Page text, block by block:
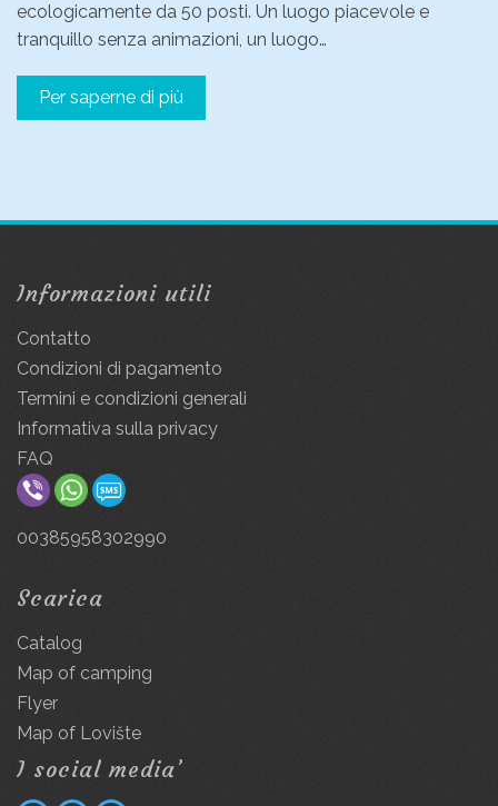
ecologicamente da 50 posti. Un luogo piacevole e
tranquillo senza animazioni, un luogo…
Per saperne di più
Informazioni utili
Contatto
Condizioni di pagamento
Termini e condizioni generali
Informativa sulla privacy
FAQ
00385958302990
Scarica
Catalog
Map of camping
Flyer
Map of Lovište
I social media’